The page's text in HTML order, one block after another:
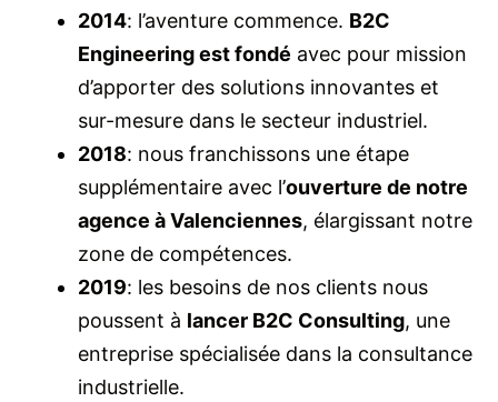
2014: l’aventure commence. B2C
Engineering est fondé avec pour mission
d’apporter des solutions innovantes et
sur-mesure dans le secteur industriel.
2018: nous franchissons une étape
supplémentaire avec l’ouverture de notre
agence à Valenciennes, élargissant notre
zone de compétences.
2019: les besoins de nos clients nous
poussent à lancer B2C Consulting, une
entreprise spécialisée dans la consultance
industrielle.